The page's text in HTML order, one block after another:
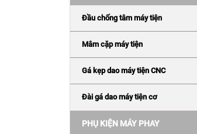
Đầu chống tâm máy tiện
Mâm cặp máy tiện
Gá kẹp dao máy tiện CNC
Đài gá dao máy tiện cơ
PHỤ KIỆN MÁY PHAY